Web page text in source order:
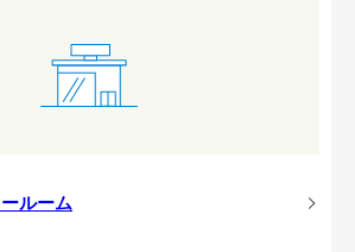
ルーム